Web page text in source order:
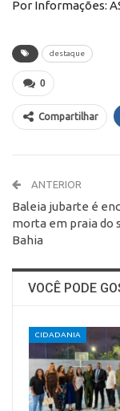
Por Informações:
destaque
0
Compartilhar
ANTERIOR
Baleia jubarte é
morta em praia do
Bahia
VOCÊ PODE
CIDADANIA